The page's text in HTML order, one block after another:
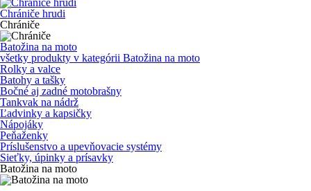
Chrániče hrudi
Chrániče
Batožina na moto
všetky produkty v kategórii Batožina na moto
Rolky a valce
Batohy a tašky
Bočné aj zadné motobrašny
Tankvak na nádrž
Ľadvinky a kapsičky
Nápojáky
Peňaženky
Príslušenstvo a upevňovacie systémy
Sieťky, úpinky a prísavky
Batožina na moto